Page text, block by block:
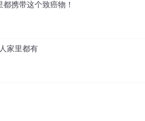
携带这个致癌物！
家里都有